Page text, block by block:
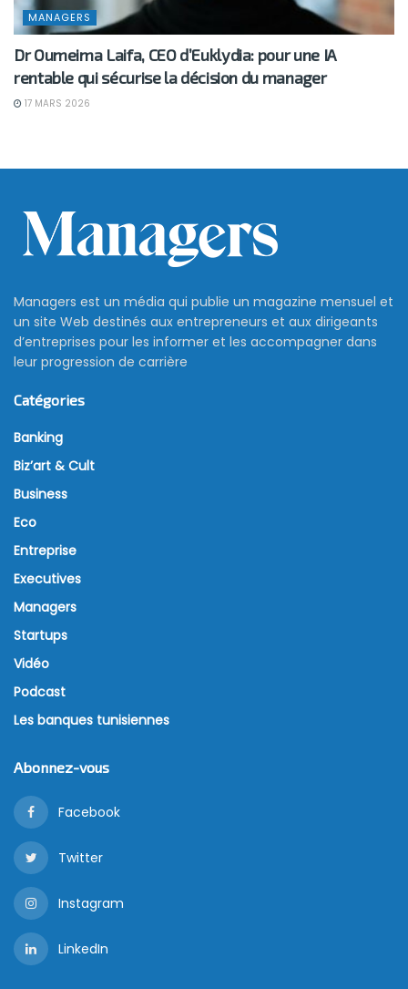
MANAGERS
Dr Oumeima Laifa, CEO d’Euklydia: pour une IA
rentable qui sécurise la décision du manager
17 MARS 2026
Managers est un média qui publie un magazine mensuel et
un site Web destinés aux entrepreneurs et aux dirigeants
d’entreprises pour les informer et les accompagner dans
leur progression de carrière
Catégories
Banking
Biz’art & Cult
Business
Eco
Entreprise
Executives
Managers
Startups
Vidéo
Podcast
Les banques tunisiennes
Abonnez-vous
Facebook
Twitter
Instagram
LinkedIn